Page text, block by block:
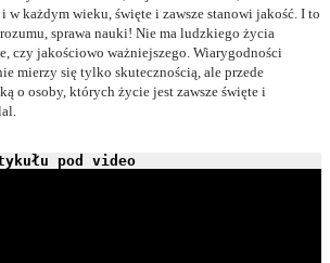
w każdym wieku, święte i zawsze stanowi jakość. I to
sprawa nauki! Nie ma ludzkiego życia
czy jakościowo ważniejszego. Wiarygodności
mierzy się tylko skutecznością, ale przede
o osoby, których życie jest zawsze święte i
pod video